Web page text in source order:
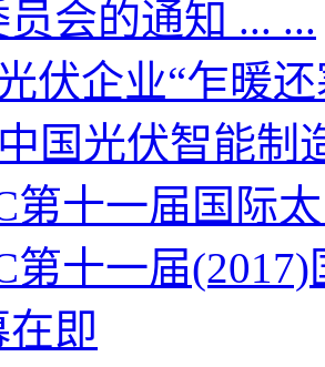
会的通知 ... ...
伏企业“乍暖还
国光伏智能制
第十一届国际
第十一届
即